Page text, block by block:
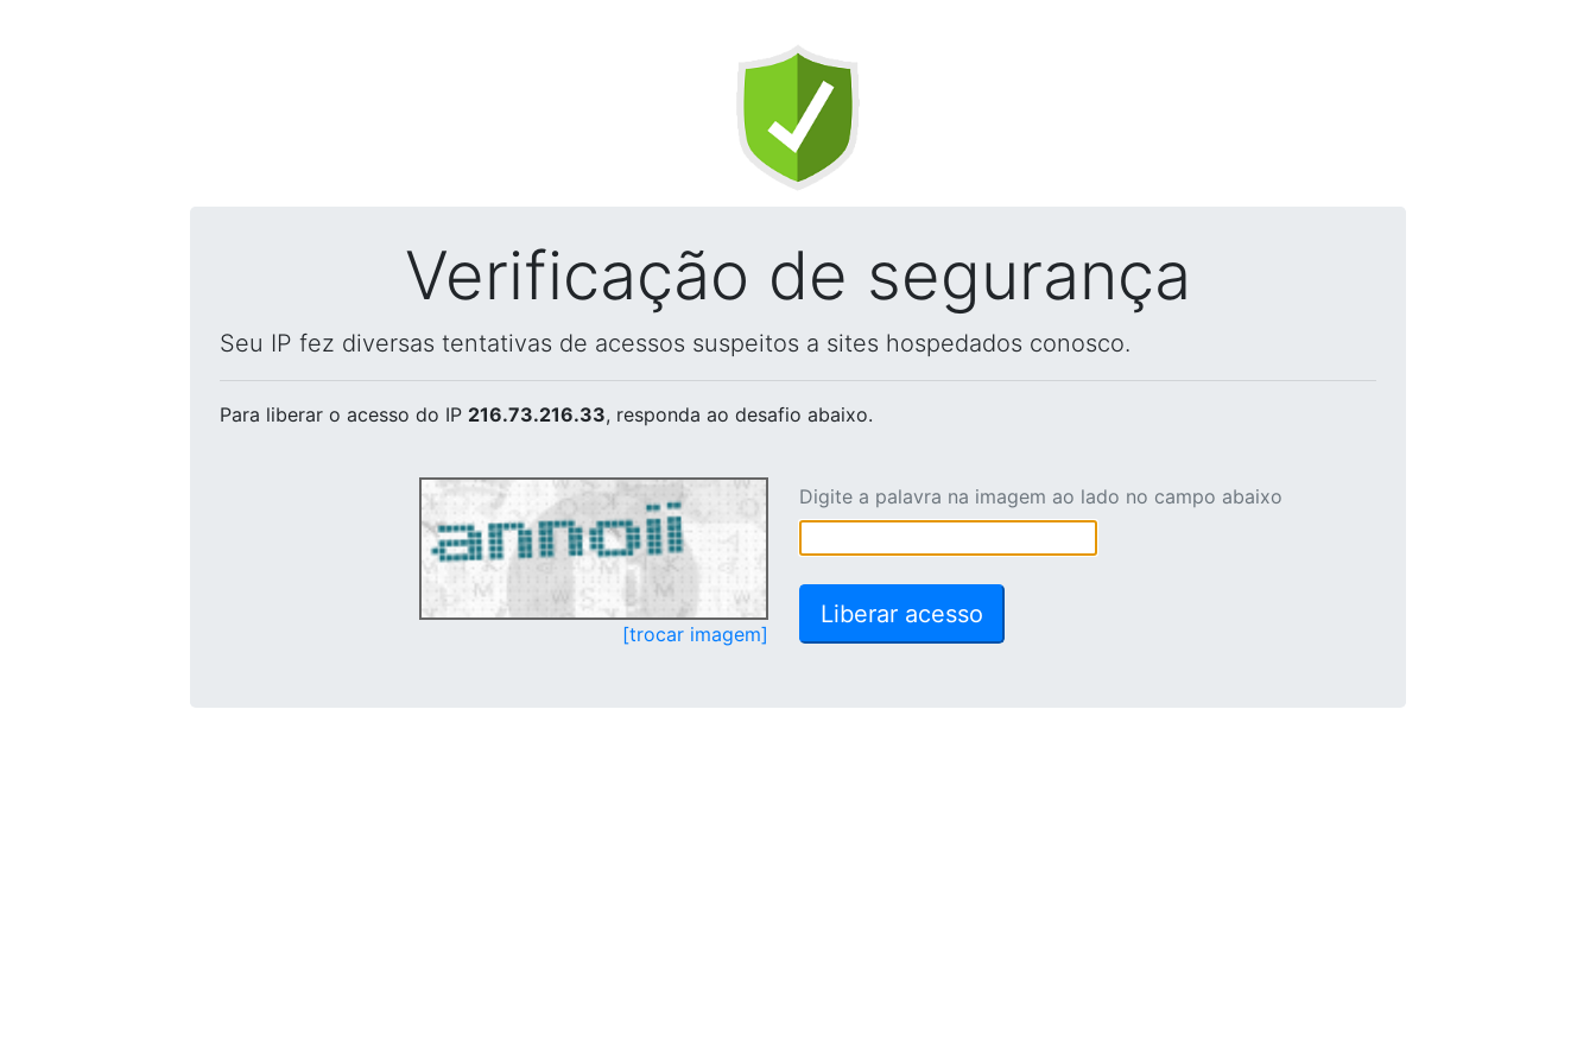
Verificação de segurança
Seu IP fez diversas tentativas de acessos suspeitos a sites hospedados conosco.
Para liberar o acesso do IP 216.73.216.33, responda ao desafio abaixo.
[trocar imagem]
Digite a palavra na imagem ao lado no campo abaixo